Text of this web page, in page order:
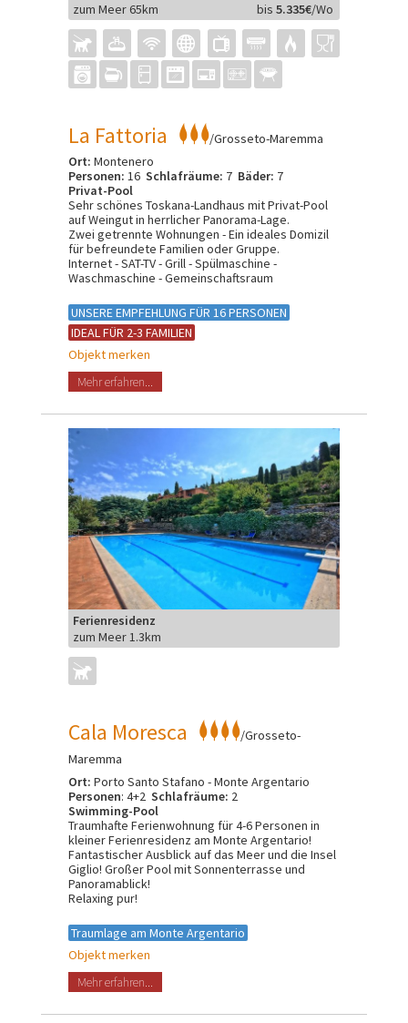
bis 5.335€/Wo
zum Meer 65km
La Fattoria
/Grosseto-Maremma
Ort: Montenero
Personen: 16 Schlafräume: 7 Bäder: 7
Privat-Pool
Sehr schönes Toskana-Landhaus mit Privat-Pool
auf Weingut in herrlicher Panorama-Lage.
Zwei getrennte Wohnungen - Ein ideales Domizil
für befreundete Familien oder Gruppe.
Internet - SAT-TV - Grill - Spülmaschine -
Waschmaschine - Gemeinschaftsraum
UNSERE EMPFEHLUNG FÜR 16 PERSONEN
IDEAL FÜR 2-3 FAMILIEN
Objekt merken
Mehr erfahren...
Ferienresidenz
zum Meer 1.3km
Cala Moresca
/Grosseto-
Maremma
Ort: Porto Santo Stafano - Monte Argentario
Personen: 4+2 Schlafräume: 2
Swimming-Pool
Traumhafte Ferienwohnung für 4-6 Personen in
kleiner Ferienresidenz am Monte Argentario!
Fantastischer Ausblick auf das Meer und die Insel
Giglio! Großer Pool mit Sonnenterrasse und
Panoramablick!
Relaxing pur!
Traumlage am Monte Argentario
Objekt merken
Mehr erfahren...